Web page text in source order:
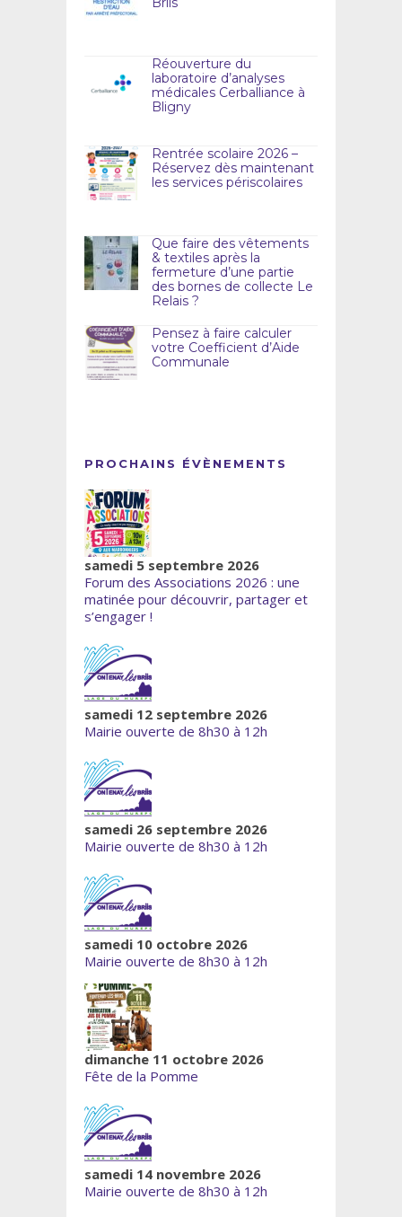
Réouverture du
laboratoire d’analyses
médicales Cerballiance à
Bligny
Rentrée scolaire 2026 –
Réservez dès maintenant
les services périscolaires
Que faire des vêtements
& textiles après la
fermeture d’une partie
des bornes de collecte Le
Relais ?
Pensez à faire calculer
votre Coefficient d’Aide
Communale
PROCHAINS ÉVÈNEMENTS
samedi 5 septembre 2026
Forum des Associations 2026 : une
matinée pour découvrir, partager et
s’engager !
samedi 12 septembre 2026
Mairie ouverte de 8h30 à 12h
samedi 26 septembre 2026
Mairie ouverte de 8h30 à 12h
samedi 10 octobre 2026
Mairie ouverte de 8h30 à 12h
dimanche 11 octobre 2026
Fête de la Pomme
samedi 14 novembre 2026
Mairie ouverte de 8h30 à 12h